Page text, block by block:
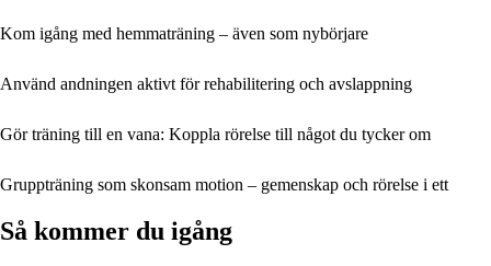
Kom igång med hemmaträning – även som nybörjare
Använd andningen aktivt för rehabilitering och avslappning
Gör träning till en vana: Koppla rörelse till något du tycker om
Gruppträning som skonsam motion – gemenskap och rörelse i ett
Så kommer du igång